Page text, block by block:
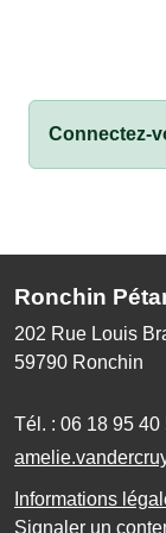
Connectez-
Ronchin
202 Rue Louis
59790 Ronchin
Tél. : 06 18 95 40
Informations
Signaler un